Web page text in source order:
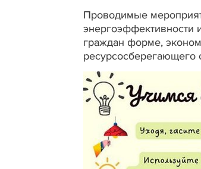
Проводимые
энергоэффективности
граждан форме,
ресурсосберегающего